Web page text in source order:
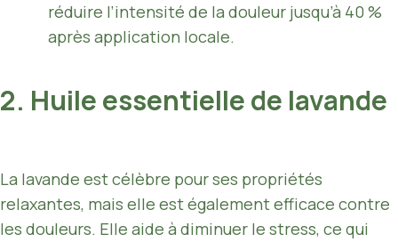
réduire l’intensité de la douleur jusqu’à 40 %
après application locale.
2. Huile essentielle de lavande
La lavande est célèbre pour ses propriétés
relaxantes, mais elle est également efficace contre
les douleurs. Elle aide à diminuer le stress, ce qui